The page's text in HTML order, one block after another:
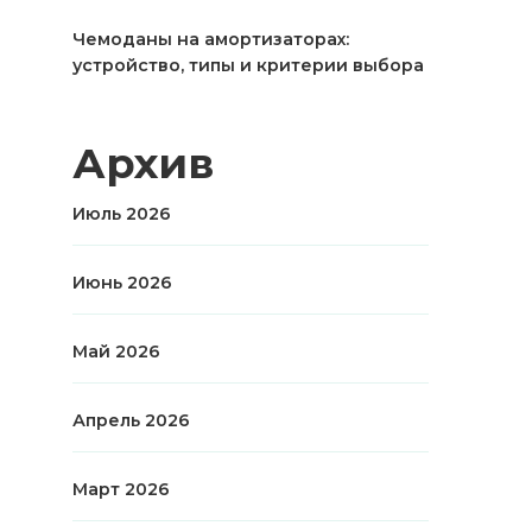
Чемоданы на амортизаторах:
устройство, типы и критерии выбора
Архив
Июль 2026
Июнь 2026
Май 2026
Апрель 2026
Март 2026